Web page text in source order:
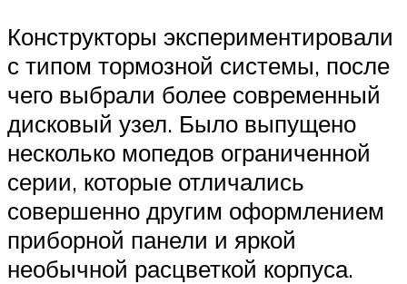
Конструкторы экспериментировали
с типом тормозной системы, после
чего выбрали более современный
дисковый узел. Было выпущено
несколько мопедов ограниченной
серии, которые отличались
совершенно другим оформлением
приборной панели и яркой
необычной расцветкой корпуса.